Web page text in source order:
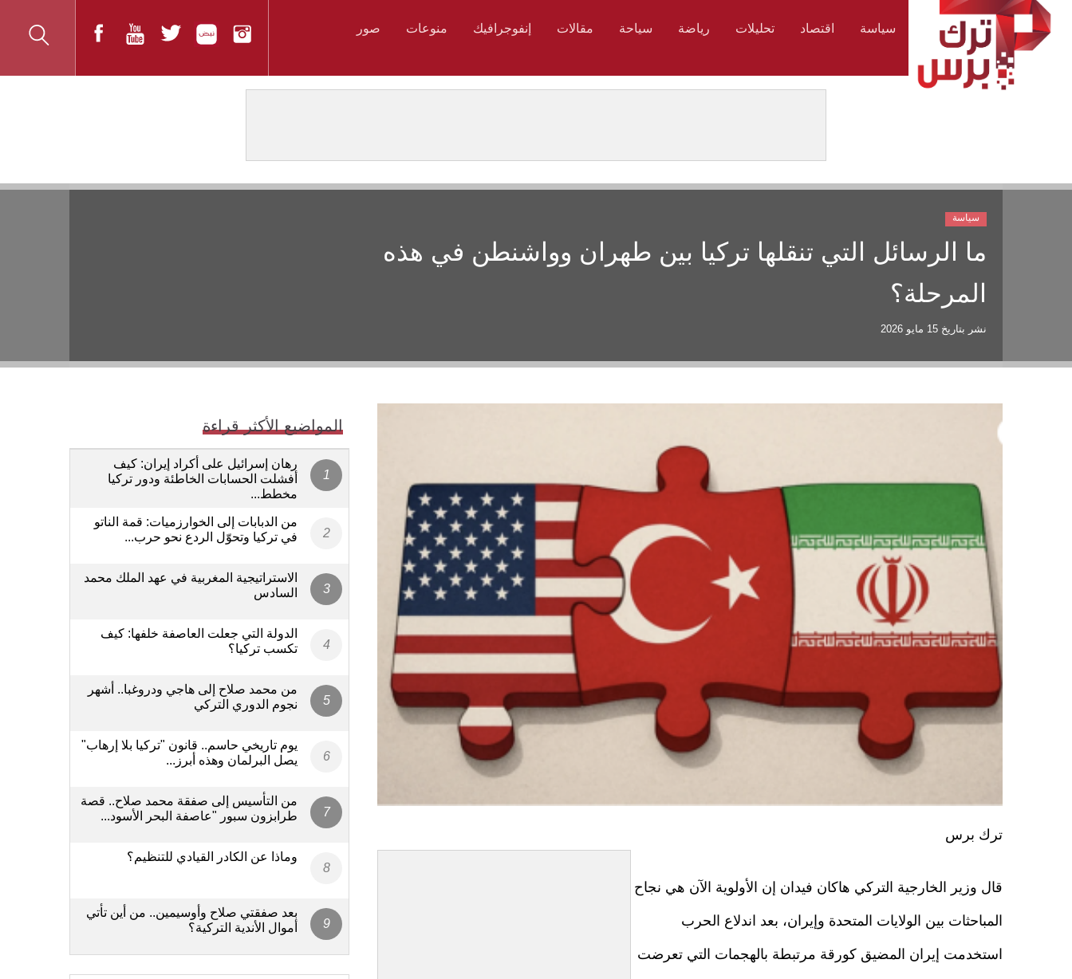
سياسة اقتصاد تحليلات رياضة سياحة مقالات إنفوجرافيك منوعات صور
ما الرسائل التي تنقلها تركيا بين طهران وواشنطن في هذه
المرحلة؟
نشر بتاريخ 15 مايو 2026
سياسة
ترك برس
قال وزير الخارجية التركي هاكان فيدان إن الأولوية الآن هي نجاح
المباحثات بين الولايات المتحدة وإيران، بعد اندلاع الحرب
استخدمت إيران المضيق كورقة مرتبطة بالهجمات التي تعرضت
المواضيع الأكثر قراءة
رهان إسرائيل على أكراد إيران: كيف
أفشلت الحسابات الخاطئة ودور تركيا
مخطط...
من الدبابات إلى الخوارزميات: قمة الناتو
في تركيا وتحوّل الردع نحو حرب...
الاستراتيجية المغربية في عهد الملك محمد
السادس
الدولة التي جعلت العاصفة خلفها: كيف
تكسب تركيا؟
من محمد صلاح إلى هاجي ودروغبا.. أشهر
نجوم الدوري التركي
يوم تاريخي حاسم.. قانون "تركيا بلا إرهاب"
يصل البرلمان وهذه أبرز...
من التأسيس إلى صفقة محمد صلاح.. قصة
طرابزون سبور "عاصفة البحر الأسود...
وماذا عن الكادر القيادي للتنظيم؟
بعد صفقتي صلاح وأوسيمين.. من أين تأتي
أموال الأندية التركية؟